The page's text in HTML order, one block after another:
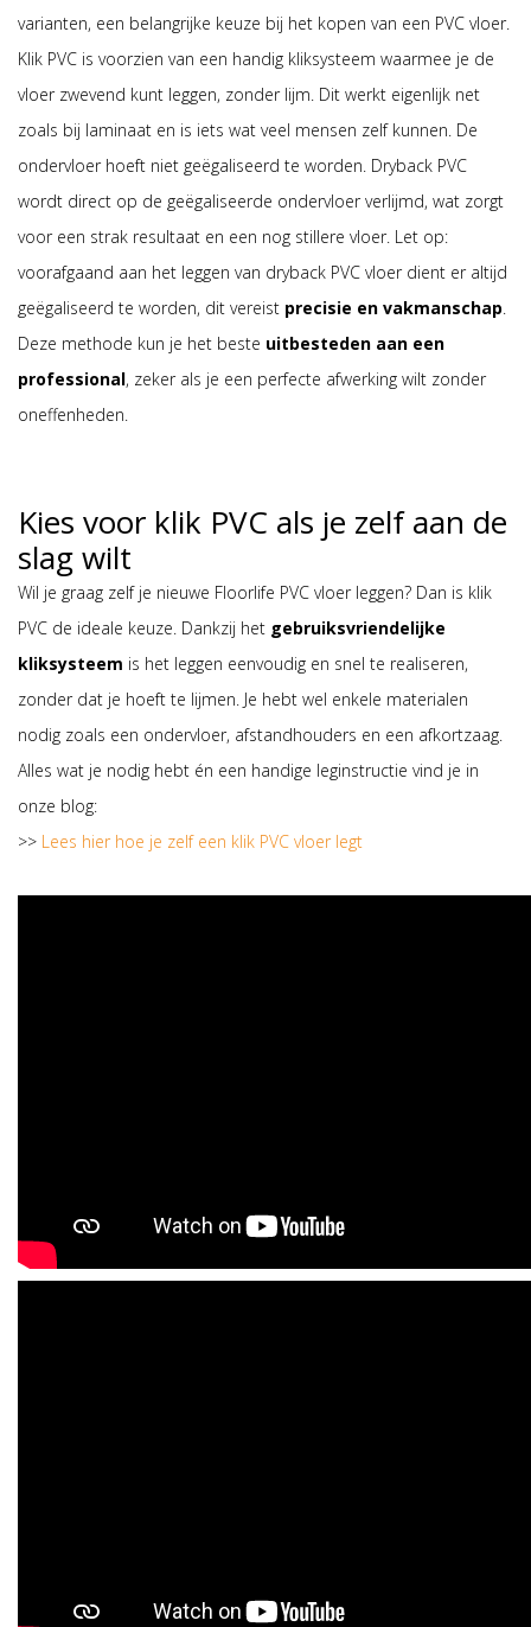
varianten, een belangrijke keuze bij het kopen van een PVC vloer.
Klik PVC is voorzien van een handig kliksysteem waarmee je de
vloer zwevend kunt leggen, zonder lijm. Dit werkt eigenlijk net
zoals bij laminaat en is iets wat veel mensen zelf kunnen. De
ondervloer hoeft niet geëgaliseerd te worden. Dryback PVC
wordt direct op de geëgaliseerde ondervloer verlijmd, wat zorgt
voor een strak resultaat en een nog stillere vloer. Let op:
voorafgaand aan het leggen van dryback PVC vloer dient er altijd
geëgaliseerd te worden, dit vereist precisie en vakmanschap
Deze methode kun je het beste uitbesteden aan een
professional, zeker als je een perfecte afwerking wilt zonder
oneffenheden.
Kies voor klik PVC als je zelf aan de
slag wilt
Wil je graag zelf je nieuwe Floorlife PVC vloer leggen? Dan is klik
PVC de ideale keuze. Dankzij het gebruiksvriendelijke
kliksysteem is het leggen eenvoudig en snel te realiseren,
zonder dat je hoeft te lijmen. Je hebt wel enkele materialen
nodig zoals een ondervloer, afstandhouders en een afkortzaag.
Alles wat je nodig hebt én een handige leginstructie vind je in
onze blog:
>> Lees hier hoe je zelf een klik PVC vloer legt